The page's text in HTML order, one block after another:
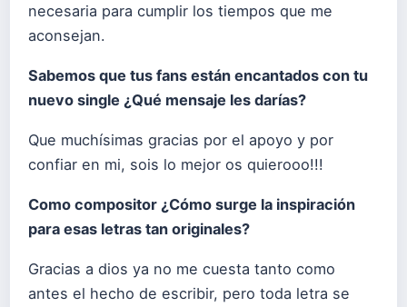
necesaria para cumplir los tiempos que me
aconsejan.
Sabemos que tus fans están encantados con tu
nuevo single ¿Qué mensaje les darías?
Que muchísimas gracias por el apoyo y por
confiar en mi, sois lo mejor os quierooo!!!
Como compositor ¿Cómo surge la inspiración
para esas letras tan originales?
Gracias a dios ya no me cuesta tanto como
antes el hecho de escribir, pero toda letra se